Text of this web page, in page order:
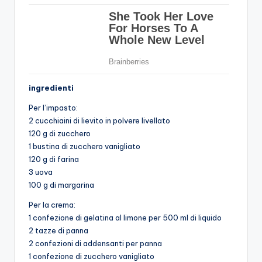
ingredienti
Per l’impasto:
2 cucchiaini di lievito in polvere livellato
120 g di zucchero
1 bustina di zucchero vanigliato
120 g di farina
3 uova
100 g di margarina
Per la crema:
1 confezione di gelatina al limone per 500 ml di liquido
2 tazze di panna
2 confezioni di addensanti per panna
1 confezione di zucchero vanigliato